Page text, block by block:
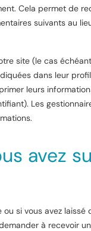
Cela permet de
suivants au
site (le cas
dans leur
leurs
Les
avez
si vous avez laissé
à recevoir